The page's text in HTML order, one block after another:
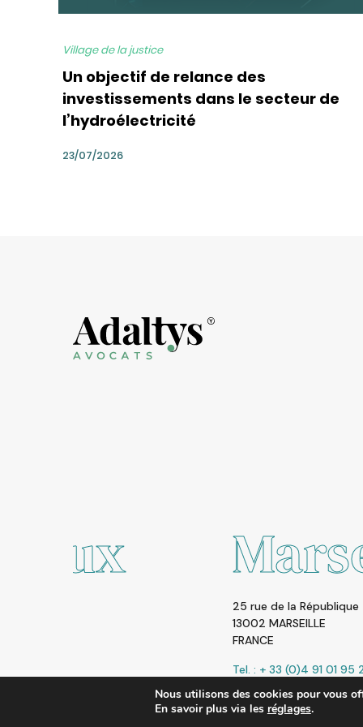
Village de la justice
Un objectif de relance des
investissements dans le secteur de
l’hydroélectricité
23/07/2026
Marseille
Nous utilisons des cookies pour vous
En savoir plus via les réglages.